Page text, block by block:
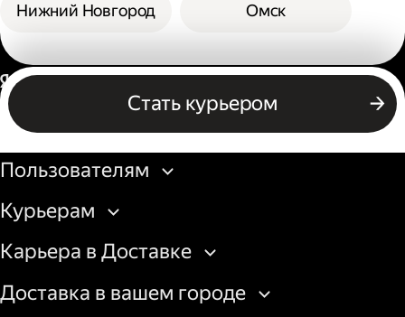
Нижний Новгород Омск
Стать курьером
Россия
Бизнесу
Пользователям
Курьерам
Карьера в Доставке
Доставка в вашем городе